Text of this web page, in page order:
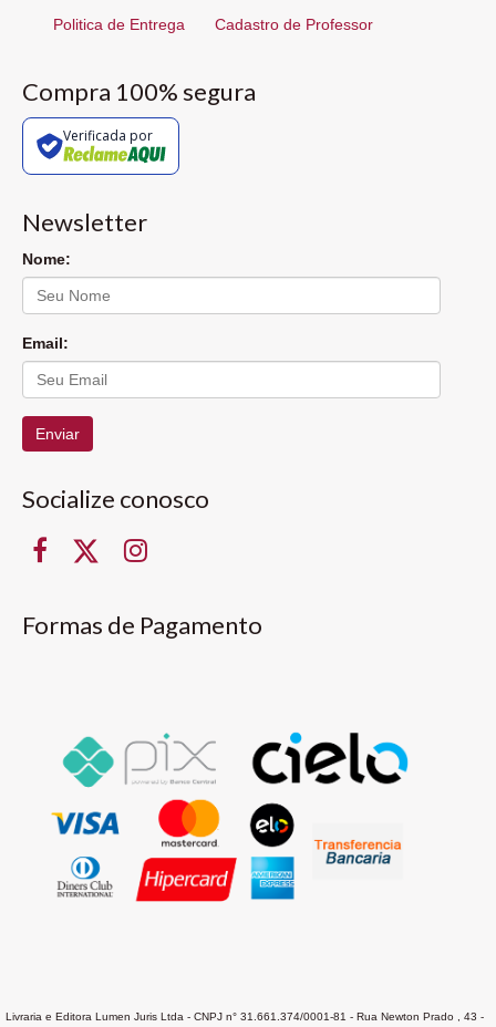
Politica de Entrega Cadastro de Professor
Compra 100% segura
Verificada por
Newsletter
Nome:
Email:
Enviar
Socialize conosco
Formas de Pagamento
Livraria e Editora Lumen Juris Ltda - CNPJ n° 31.661.374/0001-81 - Rua Newton Prado , 43 -